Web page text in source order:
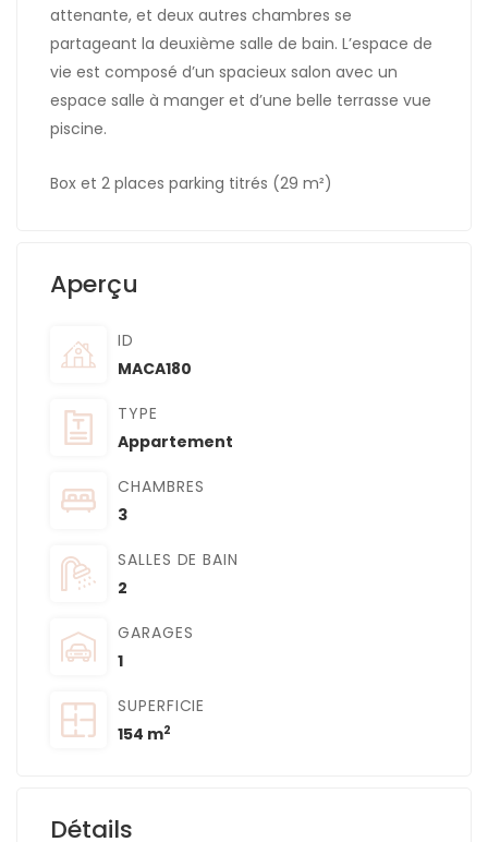
attenante, et deux autres chambres se
partageant la deuxième salle de bain. L’espace de
vie est composé d’un spacieux salon avec un
espace salle à manger et d’une belle terrasse vue
piscine.
Box et 2 places parking titrés (29 m²)
Aperçu
ID
MACA180
TYPE
Appartement
CHAMBRES
3
SALLES DE BAIN
2
GARAGES
1
SUPERFICIE
154 m2
Détails